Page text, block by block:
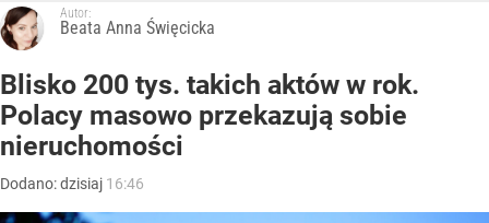
Autor:
Beata Anna Święcicka
Blisko 200 tys. takich aktów w rok.
Polacy masowo przekazują sobie
nieruchomości
Dodano:dzisiaj 16:46